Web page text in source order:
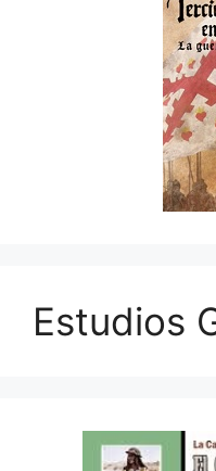
Estudios